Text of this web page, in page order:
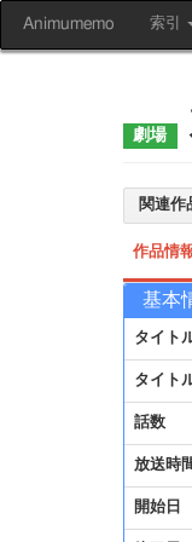
Animumemo 索引
関連作
作品情
基本
タイト
タイト
話数
放送時
開始日